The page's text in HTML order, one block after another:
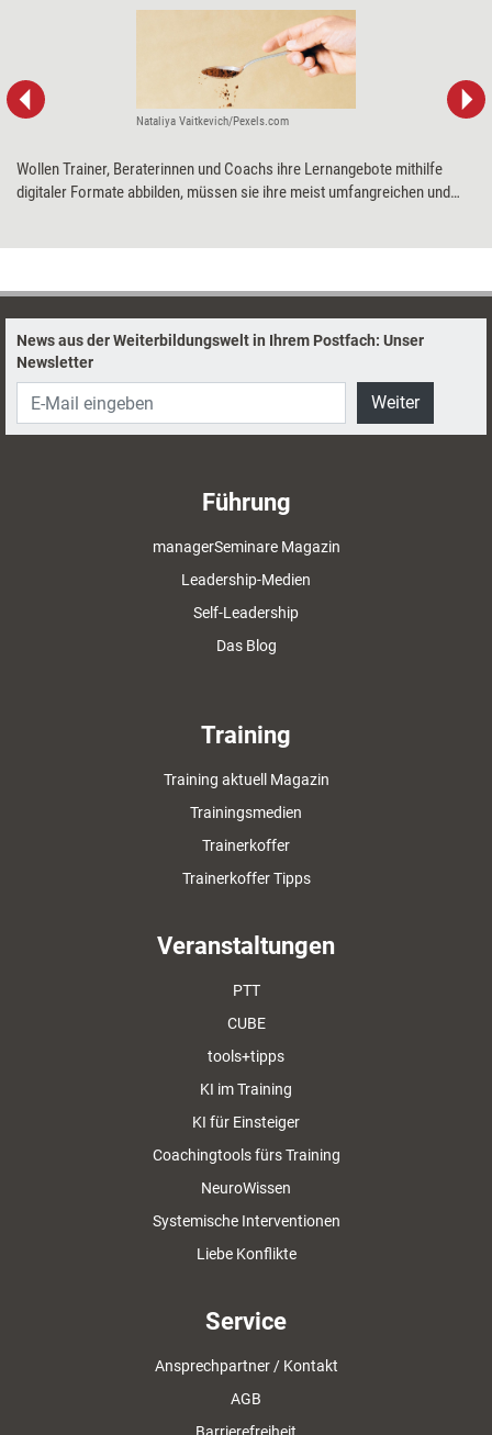
Nataliya Vaitkevich/Pexels.com
Wollen Trainer, Beraterinnen und Coachs ihre Lernangebote mithilfe
digitaler Formate abbilden, müssen sie ihre meist umfangreichen und
News aus der Weiterbildungswelt in Ihrem Postfach: Unser
Newsletter
Weiter
Führung
managerSeminare Magazin
Leadership-Medien
Self-Leadership
Das Blog
Training
Training aktuell Magazin
Trainingsmedien
Trainerkoffer
Trainerkoffer Tipps
Veranstaltungen
PTT
CUBE
tools+tipps
KI im Training
KI für Einsteiger
Coachingtools fürs Training
NeuroWissen
Systemische Interventionen
Liebe Konflikte
Service
Ansprechpartner / Kontakt
AGB